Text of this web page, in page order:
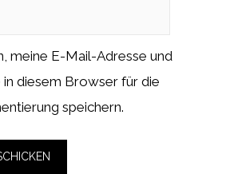
meine E-Mail-Adresse und
diesem Browser für die
speichern.